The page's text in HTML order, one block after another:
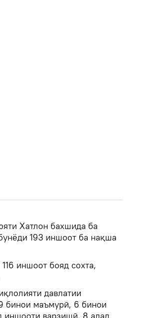
Хатлон бахшида ба
193 иншоот ба нақша
иншоот бояд сохта,
давлатии
бинои маъмурӣ, 6 бинои